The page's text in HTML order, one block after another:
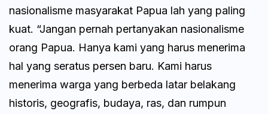
nasionalisme masyarakat Papua lah yang paling
kuat. “Jangan pernah pertanyakan nasionalisme
orang Papua. Hanya kami yang harus menerima
hal yang seratus persen baru. Kami harus
menerima warga yang berbeda latar belakang
historis, geografis, budaya, ras, dan rumpun